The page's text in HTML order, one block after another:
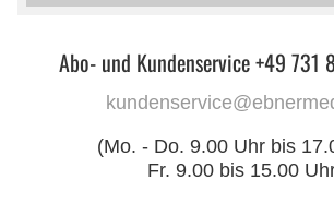
Abo- und Kundenservice +49
(Mo. - Do. 9.00 Uhr bis
Fr. 9.00 bis 15.00